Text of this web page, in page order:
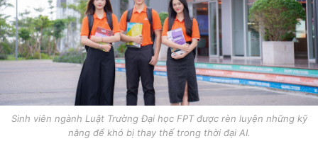
Sinh viên ngành Luật Trường Đại học FPT được rèn luyện những kỹ
năng để khó bị thay thế trong thời đại AI.